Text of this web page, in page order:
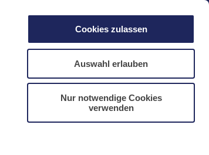
Cookies zulassen
Auswahl erlauben
Nur notwendige Cookies
verwenden
Infos
NL CN/中文